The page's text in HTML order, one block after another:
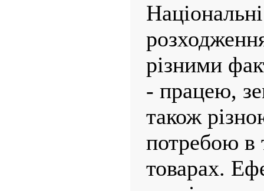
різними
- працею,
також
потребою в
товарах.